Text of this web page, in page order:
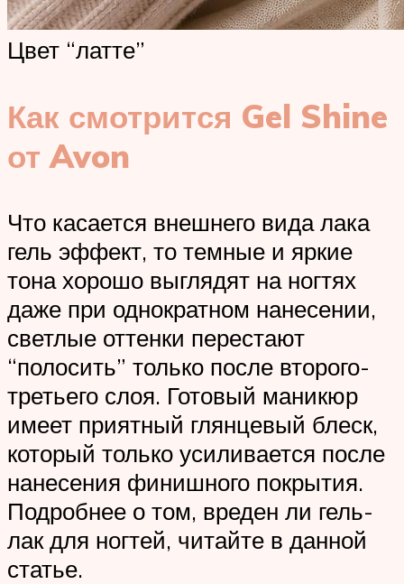
Цвет “латте”
Как смотрится Gel Shine
от Avon
Что касается внешнего вида лака
гель эффект, то темные и яркие
тона хорошо выглядят на ногтях
даже при однократном нанесении,
светлые оттенки перестают
“полосить” только после второго-
третьего слоя. Готовый маникюр
имеет приятный глянцевый блеск,
который только усиливается после
нанесения финишного покрытия.
Подробнее о том, вреден ли гель-
лак для ногтей, читайте в данной
статье.